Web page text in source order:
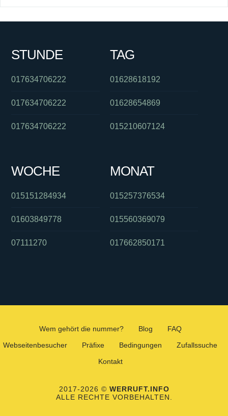
STUNDE
017634706222
017634706222
017634706222
TAG
01628618192
01628654869
015210607124
WOCHE
015151284934
01603849778
07111270
MONAT
015257376534
015560369079
017662850171
Wem gehört die nummer? Blog
FAQ
Webseitenbesucher
Präfixe Bedingungen
Zufallssuche
Kontakt
2017-2026 © WERRUFT.INFO
ALLE RECHTE VORBEHALTEN.